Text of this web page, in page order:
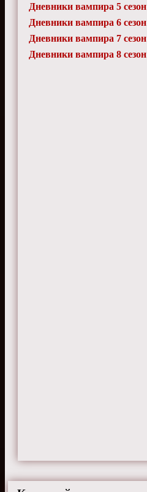
Дневники вампира 5 сезон
Дневники вампира 6 сезон
Дневники вампира 7 сезон
Дневники вампира 8 сезон